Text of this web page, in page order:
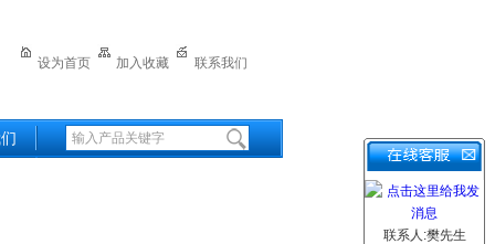
设为首页 加入收藏 联系我们
联系人:樊先生